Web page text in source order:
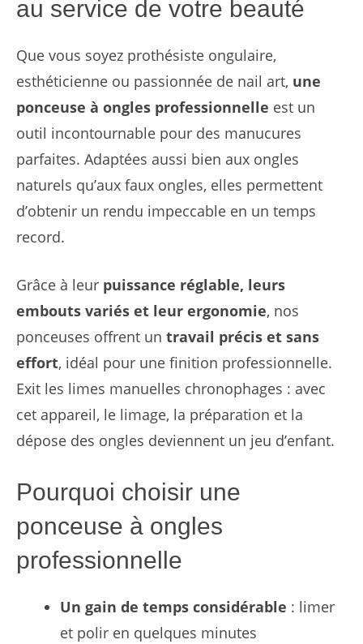
au service de votre beauté
Que vous soyez prothésiste ongulaire,
esthéticienne ou passionnée de nail art, une
ponceuse à ongles professionnelle est un
outil incontournable pour des manucures
parfaites. Adaptées aussi bien aux ongles
naturels qu’aux faux ongles, elles permettent
d’obtenir un rendu impeccable en un temps
record.
Grâce à leur puissance réglable, leurs
embouts variés et leur ergonomie, nos
ponceuses offrent un travail précis et sans
effort, idéal pour une finition professionnelle.
Exit les limes manuelles chronophages : avec
cet appareil, le limage, la préparation et la
dépose des ongles deviennent un jeu d’enfant.
Pourquoi choisir une
ponceuse à ongles
professionnelle
Un gain de temps considérable : limer
et polir en quelques minutes